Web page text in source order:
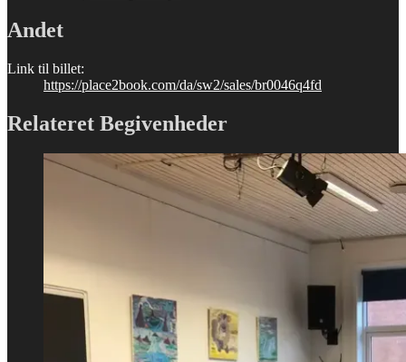
Andet
Link til billet:
https://place2book.com/da/sw2/sales/br0046q4fd
Relateret Begivenheder